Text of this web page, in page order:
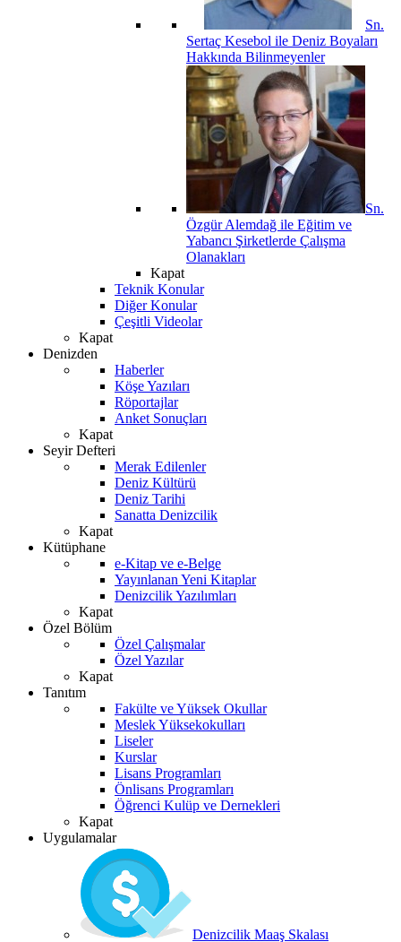
Sn.
Sertaç Kesebol ile Deniz Boyaları
Hakkında Bilinmeyenler
Sn.
Özgür Alemdağ ile Eğitim ve
Yabancı Şirketlerde Çalışma
Olanakları
Kapat
Teknik Konular
Diğer Konular
Çeşitli Videolar
Kapat
Denizden
Haberler
Köşe Yazıları
Röportajlar
Anket Sonuçları
Kapat
Seyir Defteri
Merak Edilenler
Deniz Kültürü
Deniz Tarihi
Sanatta Denizcilik
Kapat
Kütüphane
e-Kitap ve e-Belge
Yayınlanan Yeni Kitaplar
Denizcilik Yazılımları
Kapat
Özel Bölüm
Özel Çalışmalar
Özel Yazılar
Kapat
Tanıtım
Fakülte ve Yüksek Okullar
Meslek Yüksekokulları
Liseler
Kurslar
Lisans Programları
Önlisans Programları
Öğrenci Kulüp ve Dernekleri
Kapat
Uygulamalar
Denizcilik Maaş Skalası